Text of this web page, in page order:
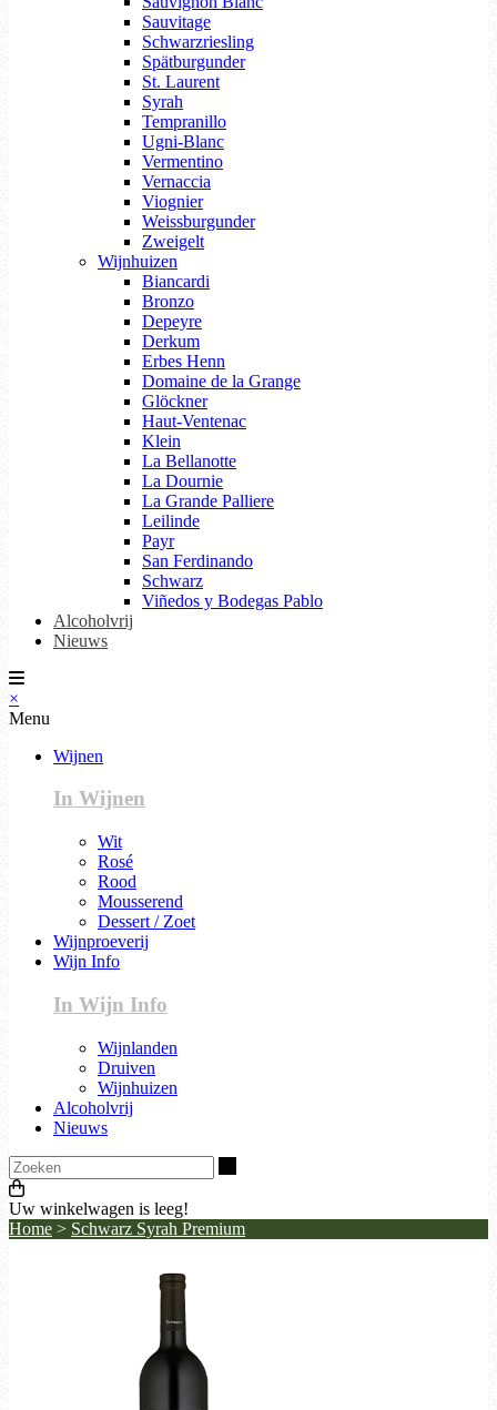
Sauvitage
Schwarzriesling
Spätburgunder
St. Laurent
Syrah
Tempranillo
Ugni-Blanc
Vermentino
Vernaccia
Viognier
Weissburgunder
Zweigelt
Wijnhuizen
Biancardi
Bronzo
Depeyre
Derkum
Erbes Henn
Domaine de la Grange
Glöckner
Haut-Ventenac
Klein
La Bellanotte
La Dournie
La Grande Palliere
Leilinde
Payr
San Ferdinando
Schwarz
Viñedos y Bodegas Pablo
Alcoholvrij
Nieuws
×
Menu
Wijnen
In Wijnen
Wit
Rosé
Rood
Mousserend
Dessert / Zoet
Wijnproeverij
Wijn Info
In Wijn Info
Wijnlanden
Druiven
Wijnhuizen
Alcoholvrij
Nieuws
Uw winkelwagen is leeg!
Home > Schwarz Syrah Premium